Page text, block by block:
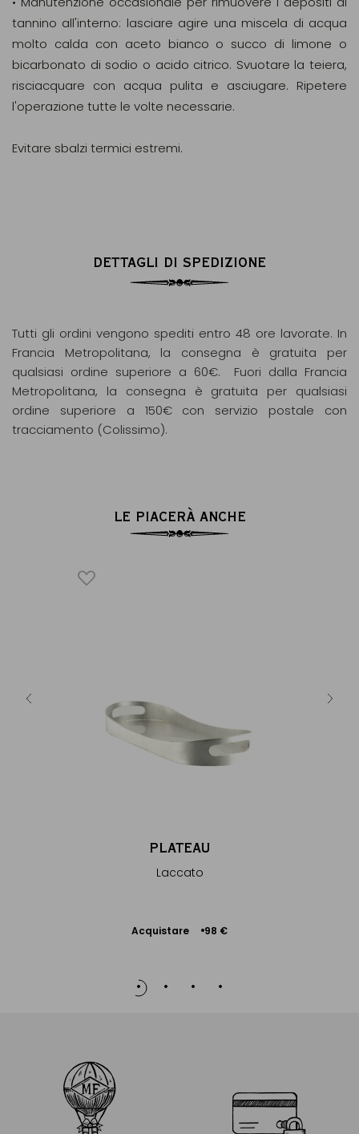
tannino all'interno: lasciare agire una miscela di acqua
molto calda con aceto bianco o succo di limone o
bicarbonato di sodio o acido citrico. Svuotare la teiera,
risciacquare con acqua pulita e asciugare. Ripetere
l'operazione tutte le volte necessarie.
Evitare sbalzi termici estremi.
DETTAGLI DI SPEDIZIONE
Tutti gli ordini vengono spediti entro 48 ore lavorate. In
Francia Metropolitana, la consegna è gratuita per
qualsiasi ordine superiore a 60€. Fuori dalla Francia
Metropolitana, la consegna è gratuita per qualsiasi
ordine superiore a 150€ con servizio postale con
tracciamento (Colissimo).
LE PIACERÀ ANCHE
PLATEAU
Laccato
Acquistare 98 €
Aggiungere